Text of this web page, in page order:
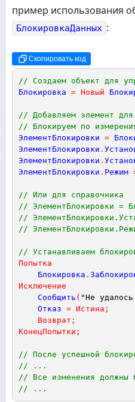
пример использования
БлокировкаДанных :
Скопировать код
// Создаем объект для
Блокировка = Новый
// Добавляем элемент для
// Блокируем по
ЭлементБлокировки =
ЭлементБлокировки .
ЭлементБлокировки .
ЭлементБлокировки . Режим
// Или для справочника
// ЭлементБлокировки =
//
//
// Устанавливаем
Попытка
Блокировка .
Исключение
Сообщить ( "Не
Отказ = Истина ;
Возврат ;
КонецПопытки ;
// После успешной
// ...
// Все изменения должны
// ...